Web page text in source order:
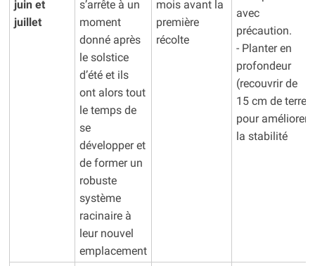
juin et
juillet
s’arrête à un
moment
donné après
le solstice
d’été et ils
ont alors tout
le temps de
se
développer et
de former un
robuste
système
racinaire à
leur nouvel
emplacement
mois avant la
première
récolte
avec
précaution.
- Planter en
profondeur
(recouvrir de
15 cm de terre)
pour améliorer
la stabilité